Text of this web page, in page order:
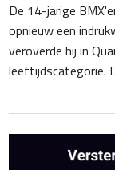
De 14-jarige
opnieuw een
veroverde hij in
leeftijdscategorie.